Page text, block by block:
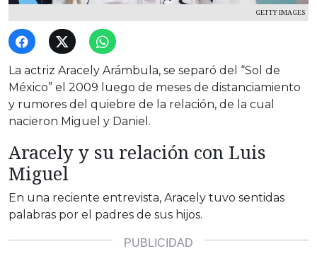
GETTY IMAGES
La actriz Aracely Arámbula, se separó del “Sol de
México” el 2009 luego de meses de distanciamiento
y rumores del quiebre de la relación, de la cual
nacieron Miguel y Daniel.
Aracely y su relación con Luis
Miguel
En una reciente entrevista, Aracely tuvo sentidas
palabras por el padres de sus hijos.